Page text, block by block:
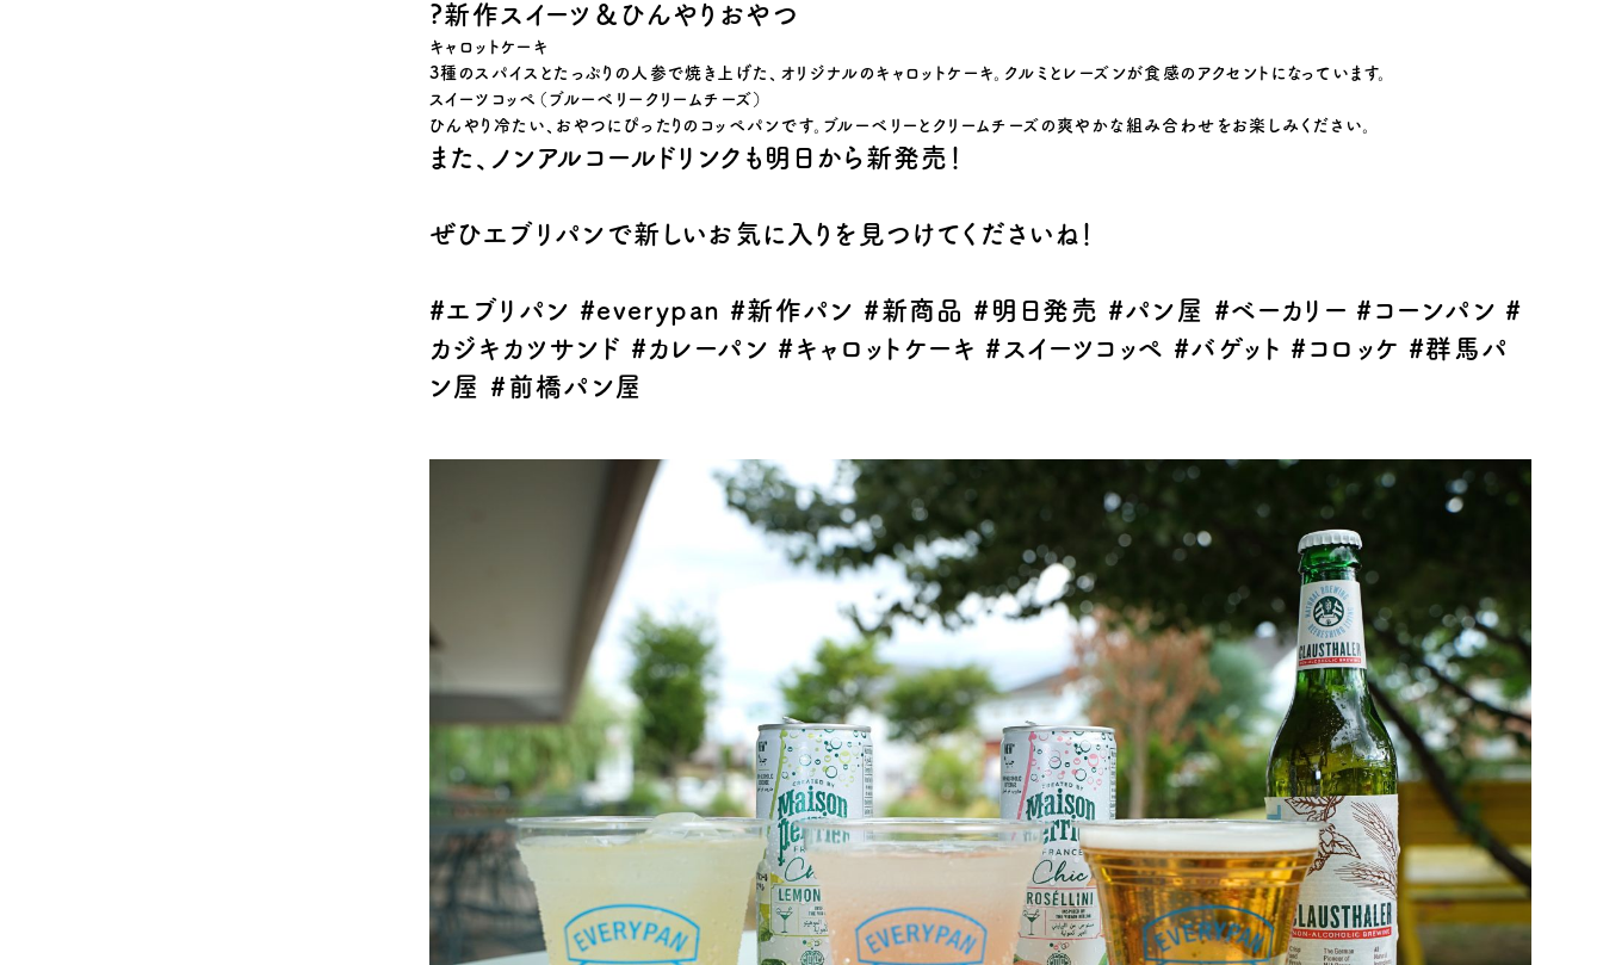
?新作スイーツ＆ひんやりおやつ
キャロットケーキ
3種のスパイスとたっぷりの人参で焼き上げた、オリジナルのキャロットケーキ。クルミとレーズンが食感のアクセントになっています。
スイーツコッペ（ブルーベリークリームチーズ）
ひんやり冷たい、おやつにぴったりのコッペパンです。ブルーベリーとクリームチーズの爽やかな組み合わせをお楽しみください。
また、ノンアルコールドリンクも明日から新発売！
ぜひエブリパンで新しいお気に入りを見つけてくださいね！
#エブリパン #everypan #新作パン #新商品 #明日発売 #パン屋 #ベーカリー #コーンパン #
カジキカツサンド #カレーパン #キャロットケーキ # スイーツコッペ #バゲット #コロッケ #群馬パ
ン屋 #前橋パン屋